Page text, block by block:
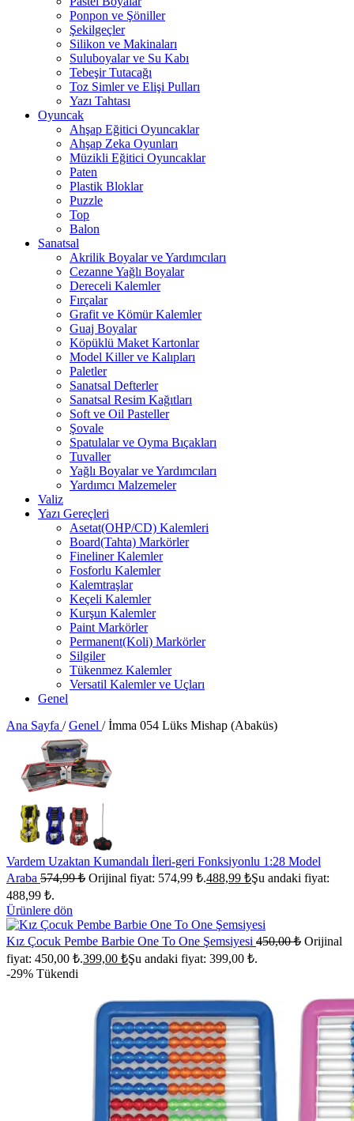
Ponpon ve Şöniller
Şekilgeçler
Silikon ve Makinaları
Suluboyalar ve Su Kabı
Tebeşir Tutacağı
Toz Simler ve Elişi Pulları
Yazı Tahtası
Oyuncak
Ahşap Eğitici Oyuncaklar
Ahşap Zeka Oyunları
Müzikli Eğitici Oyuncaklar
Paten
Plastik Bloklar
Puzzle
Top
Balon
Sanatsal
Akrilik Boyalar ve Yardımcıları
Cezanne Yağlı Boyalar
Dereceli Kalemler
Fırçalar
Grafit ve Kömür Kalemler
Guaj Boyalar
Köpüklü Maket Kartonlar
Model Killer ve Kalıpları
Paletler
Sanatsal Defterler
Sanatsal Resim Kağıtları
Soft ve Oil Pasteller
Şovale
Spatulalar ve Oyma Bıçakları
Tuvaller
Yağlı Boyalar ve Yardımcıları
Yardımcı Malzemeler
Valiz
Yazı Gereçleri
Asetat(OHP/CD) Kalemleri
Board(Tahta) Markörler
Fineliner Kalemler
Fosforlu Kalemler
Kalemtraşlar
Keçeli Kalemler
Kurşun Kalemler
Paint Markörler
Permanent(Koli) Markörler
Silgiler
Tükenmez Kalemler
Versatil Kalemler ve Uçları
Genel
Ana Sayfa / Genel / İmma 054 Lüks Mishap (Abaküs)
Vardem Uzaktan Kumandalı İleri-geri Fonksiyonlu 1:28 Model
Araba 574,99₺ Orijinal fiyat: 574,99 ₺.488,99 ₺Şu andaki fiyat:
488,99 ₺.
Ürünlere dön
Kız Çocuk Pembe Barbie One To One Şemsiyesi 450,00₺ Orijinal
fiyat: 450,00 ₺.399,00 ₺Şu andaki fiyat: 399,00 ₺.
-29% Tükendi